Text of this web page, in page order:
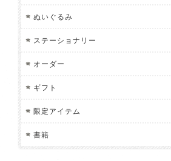
ぬいぐるみ
ステーショナリー
オーダー
ギフト
限定アイテム
書籍